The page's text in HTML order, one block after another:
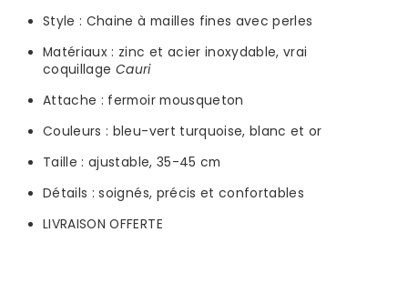
Style : Chaine à mailles fines avec perles
Matériaux : zinc et acier inoxydable,vrai
coquillage Cauri
Attache : fermoir mousqueton
Couleurs : bleu-vert turquoise, blanc et or
Taille : ajustable, 35-45 cm
Détails : soignés, précis et confortables
LIVRAISON OFFERTE